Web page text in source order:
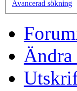
Avancerad sökning
Ändra